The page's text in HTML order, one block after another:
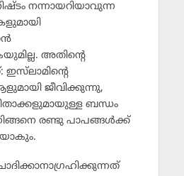
നന്നായറിയാവുന്ന
അതിന്റെ
ഇസ്‌ലാമിന്റെ
ജീവിക്കുന്നു,
ബന്ധം
രണ്ടു പാപങ്ങള്‍ക്ക്